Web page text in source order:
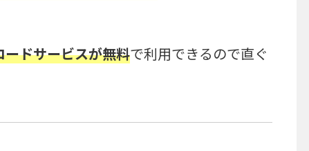
ードサービスが無料で利用できるので直ぐ